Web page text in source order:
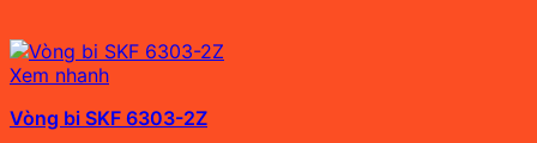
Xem nhanh
Vòng bi SKF 6303-2Z